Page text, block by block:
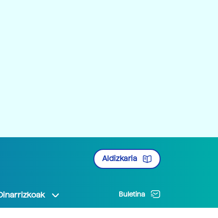
Aldizkaria
Buletina